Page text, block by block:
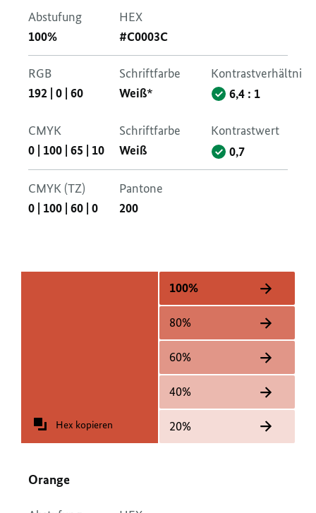
Abstufung
100%
HEX
#C0003C
RGB
192 | 0 | 60
Schriftfarbe
Weiß*
Kontrastverhältnis
6,4 : 1
CMYK
0 100 65 10
Schriftfarbe
Weiß
Kontrastwert
0,7
CMYK (TZ)
0 100 60 0
Pantone
200
Hex kopieren
100%
80%
60%
40%
20%
Orange